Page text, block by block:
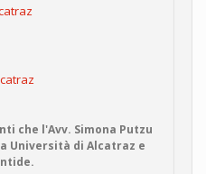
che l'Avv. Simona Putzu
Università di Alcatraz e